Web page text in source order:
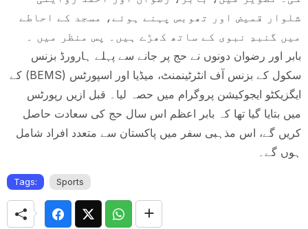
شلوار قمیض اور تھوبس پہنے ہوئے، مسجد کے احاطے
میں گنبدِ نبوی کے ساتھ کھڑے ہیں۔ پس منظر میں ۔
بابر اور رضوان دونوں نے حج پر جانے سے پہلے ہارورڈ بزنس
سکول کے بزنس آف انٹرٹینمنٹ، میڈیا اور اسپورٹس (BEMS) کے
ایگزیکٹو ایجوکیشن پروگرام میں حصہ لیا۔ قبل ازیں رپورٹس
میں بتایا گیا تھا کہ بابر اعظم اس سال حج کی سعادت حاصل
کریں گے، اس مذہبی سفر میں پاکستان سے متعدد افراد شامل
ہوں گے۔
Tags: Sports